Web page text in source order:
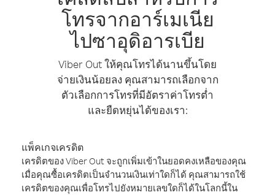
โทรจากอาร์เมเนีย
ไปซาอุดิอารเบีย
Viber Out ให้คุณโทรได้นานขึ้นโดย
จ่ายเงินน้อยลง คุณสามารถเลือกจาก
ตัวเลือกการโทรที่มีอัตราค่าโทรต่ำ
และยืดหยุ่นได้ของเรา:
แพ็คเกจเครดิต
เครดิตของ Viber Out จะถูกเพิ่มเข้าในยอดคงเหลือของคุณ
เมื่อคุณซื้อเครดิตเป็นจำนวนเงินเท่าใดก็ได้ คุณสามารถใช้
เครดิตของคุณเพื่อโทรไปยังหมายเลขใดก็ได้ในโลกนี้ใน